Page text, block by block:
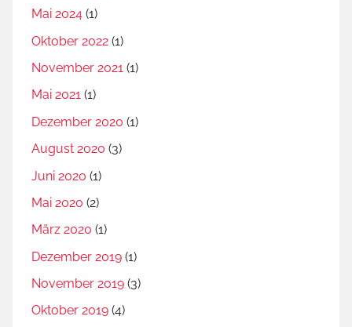
Mai 2024 (1)
Oktober 2022 (1)
November 2021 (1)
Mai 2021 (1)
Dezember 2020 (1)
August 2020 (3)
Juni 2020 (1)
Mai 2020 (2)
März 2020 (1)
Dezember 2019 (1)
November 2019 (3)
Oktober 2019 (4)